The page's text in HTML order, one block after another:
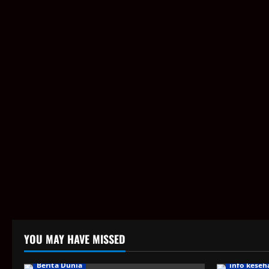
YOU MAY HAVE MISSED
Berita Dunia info